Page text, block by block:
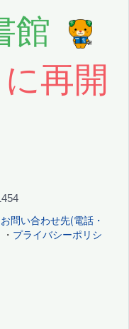
館
再開
お問い合わせ先(電話・
・ プライバシーポリシ